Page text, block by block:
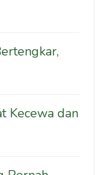
Kecewa dan